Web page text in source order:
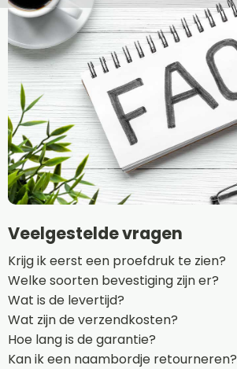
Veelgestelde vragen
Krijg ik eerst een proefdruk te zien?
Welke soorten bevestiging zijn er?
Wat is de levertijd?
Wat zijn de verzendkosten?
Hoe lang is de garantie?
Kan ik een naambordje retourneren?